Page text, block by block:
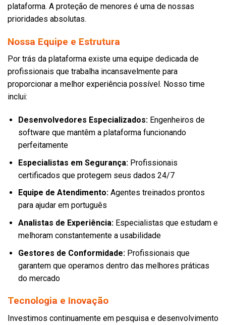
plataforma. A proteção de menores é uma de nossas
prioridades absolutas.
Nossa Equipe e Estrutura
Por trás da plataforma existe uma equipe dedicada de
profissionais que trabalha incansavelmente para
proporcionar a melhor experiência possível. Nosso time
inclui:
Desenvolvedores Especializados:Engenheiros de
software que mantêm a plataforma funcionando
perfeitamente
Especialistas em Segurança:Profissionais
certificados que protegem seus dados 24/7
Equipe de Atendimento:Agentes treinados prontos
para ajudar em português
Analistas de Experiência:Especialistas que estudam e
melhoram constantemente a usabilidade
Gestores de Conformidade:Profissionais que
garantem que operamos dentro das melhores práticas
do mercado
Tecnologia e Inovação
Investimos continuamente em pesquisa e desenvolvimento